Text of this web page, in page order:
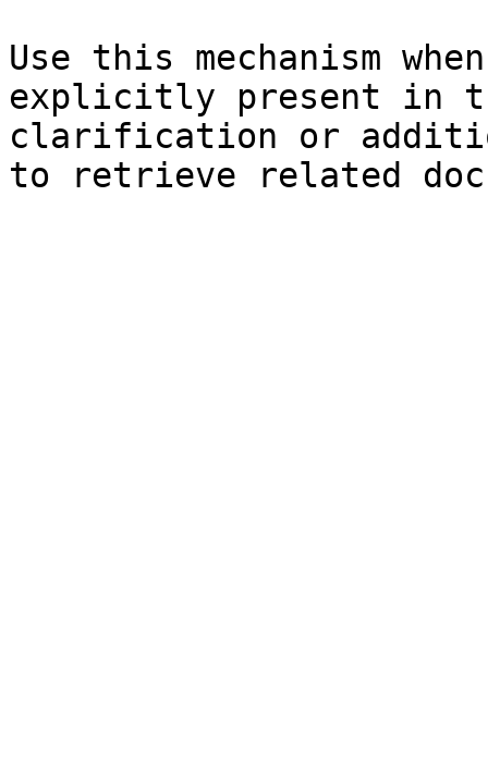
Use this mechanism
explicitly present in
clarification or